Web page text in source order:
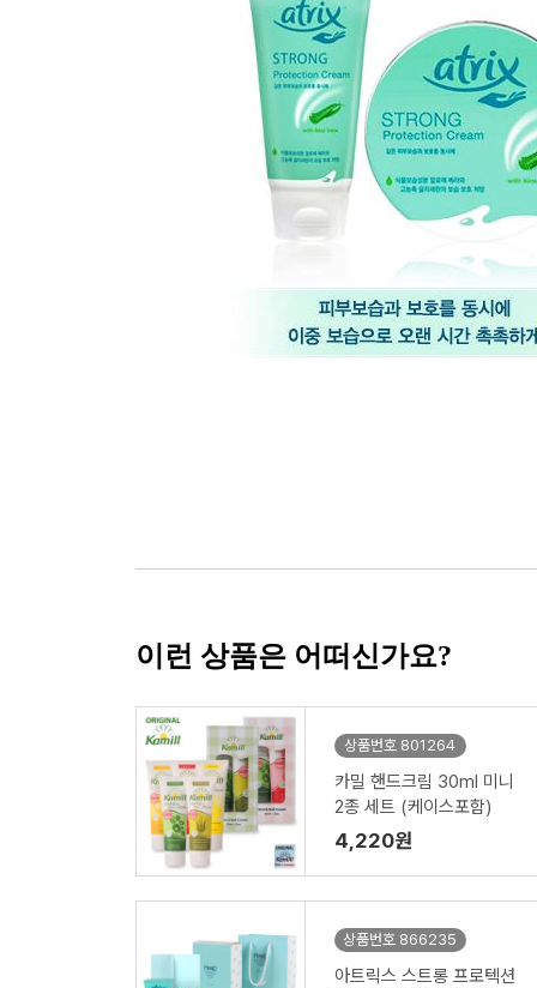
이런 상품은 어떠신가요?
상품번호 801264
카밀 핸드크림 30ml 미니
2종 세트 (케이스포함)
4,220원
상품번호 866235
아트릭스 스트롱 프로텍션